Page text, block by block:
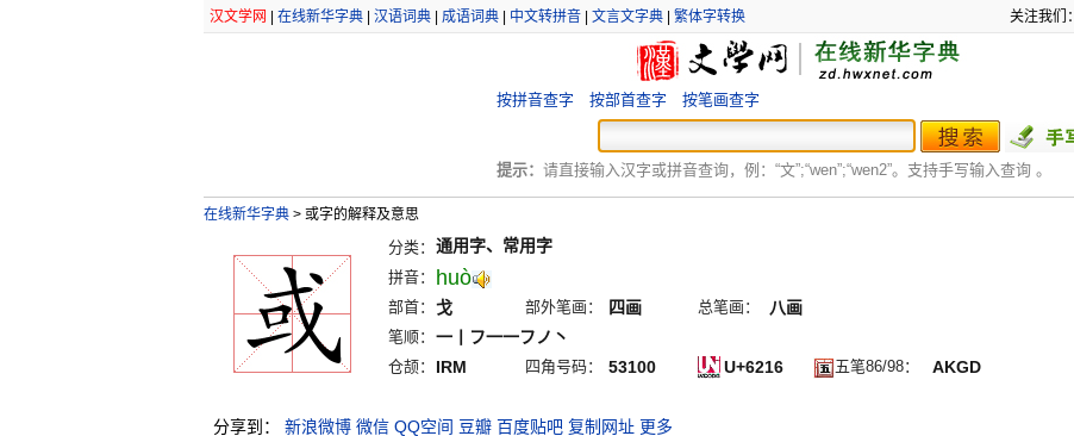
汉文学网 在线新华字典| 汉语词典| 成语词典| 中文转拼音| 文言文字典| 繁体字转换 关注我们：
按拼音查字 按部首查字 按笔画查字
提示： 请直接输入汉字或拼音查询，例：“文”;“wen”;“wen2”。支持手写输入查询 。
在线新华字典 >或字的解释及意思
分类： 通用字、常用字
拼音： huò
部首： 戈 部外笔画： 四画 总笔画： 八画
笔顺： 一丨フ一一フノ丶
仓颉： IRM 四角号码： 53100 U+6216 五笔86/98： AKGD
分享到： 新浪微博 微信 QQ空间 豆瓣 百度贴吧 复制网址 更多